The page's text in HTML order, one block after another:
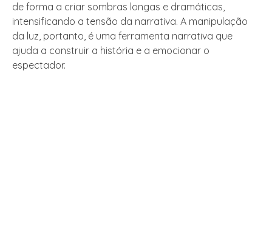
de forma a criar sombras longas e dramáticas,
intensificando a tensão da narrativa. A manipulação
da luz, portanto, é uma ferramenta narrativa que
ajuda a construir a história e a emocionar o
espectador.